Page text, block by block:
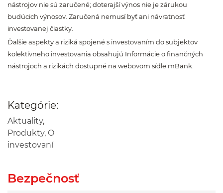
nástrojov nie sú zaručené; doterajší výnos nie je zárukou
budúcich výnosov. Zaručená nemusí byť ani návratnosť
investovanej čiastky.
Ďalšie aspekty a riziká spojené s investovaním do subjektov
kolektívneho investovania obsahujú Informácie o finančných
nástrojoch a rizikách dostupné na webovom sídle mBank.
Kategórie:
Aktuality,
Produkty, O
investovaní
Bezpečnosť